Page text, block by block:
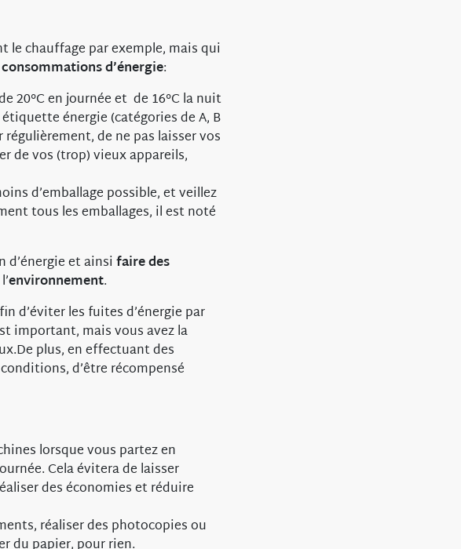
chauffage par exemple, mais qui
d’énergie:
20°C en journée et de 16°C la nuit
énergie (catégories de A, B
de ne pas laisser vos
de vos (trop) vieux appareils,
d’emballage possible, et veillez
tous les emballages, il est noté
et ainsi faire des
environnement.
d’éviter les fuites d’énergie par
important, mais vous avez la
plus, en effectuant des
d’être récompensé
lorsque vous partez en
Cela évitera de laisser
des économies et réduire
réaliser des photocopies ou